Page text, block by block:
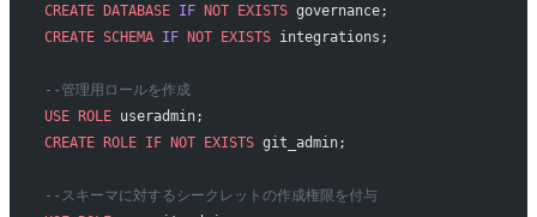
CREATE DATABASE IF NOT EXISTS governance;
CREATE SCHEMA IF NOT EXISTS integrations;
--管理用ロールを作成
USE ROLE useradmin;
CREATE ROLE IF NOT EXISTS git_admin;
--スキーマに対するシークレットの作成権限を付与